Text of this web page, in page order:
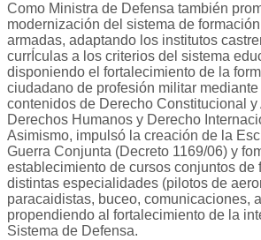
Como Ministra de Defensa también
modernización del sistema de
armadas, adaptando los institutos
currÍculas a los criterios del sistema
disponiendo el fortalecimiento de la
ciudadano de profesión militar
contenidos de Derecho Constitucional y
Derechos Humanos y Derecho
Asimismo, impulsó la creación de la
Guerra Conjunta (Decreto 1169/06) y
establecimiento de cursos conjuntos de
distintas especialidades (pilotos de
paracaidistas, buceo, comunicaciones,
propendiendo al fortalecimiento de la
Sistema de Defensa.